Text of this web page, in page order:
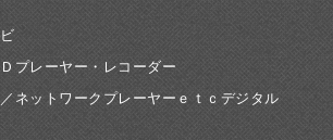
プレーヤー・レコーダー
ネットワークプレーヤーｅｔｃデジタル